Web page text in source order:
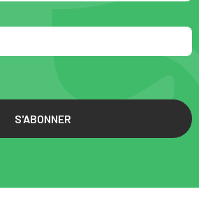
S'ABONNER